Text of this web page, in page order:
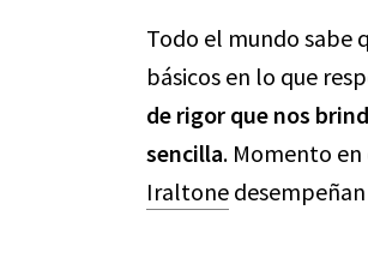
Todo el mundo sabe
básicos en lo que
de rigor que nos
sencilla. Momento
Iraltone